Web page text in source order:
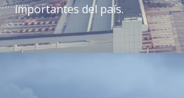
importantes del país.